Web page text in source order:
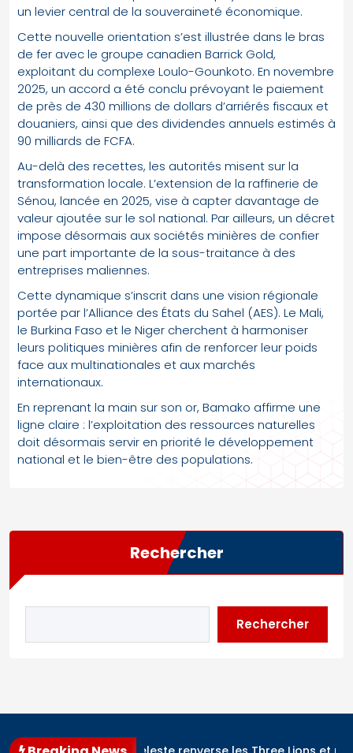
un levier central de la souveraineté économique.
Cette nouvelle orientation s’est illustrée dans le bras
de fer avec le groupe canadien Barrick Gold,
exploitant du complexe Loulo-Gounkoto. En novembre
2025, un accord a été conclu prévoyant le paiement
de près de 430 millions de dollars d’arriérés fiscaux et
douaniers, ainsi que des dividendes annuels estimés à
90 milliards de FCFA.
Au-delà des recettes, les autorités misent sur la
transformation locale. L’extension de la raffinerie de
Sénou, lancée en 2025, vise à capter davantage de
valeur ajoutée sur le sol national. Par ailleurs, un décret
impose désormais aux sociétés minières de confier
une part importante de la sous-traitance à des
entreprises maliennes.
Cette dynamique s’inscrit dans une vision régionale
portée par l’Alliance des États du Sahel (AES). Le Mali,
le Burkina Faso et le Niger cherchent à harmoniser
leurs politiques minières afin de renforcer leur poids
face aux multinationales et aux marchés
internationaux.
En reprenant la main sur son or, Bamako affirme une
ligne claire : l’exploitation des ressources naturelles
doit désormais servir en priorité le développement
national et le bien-être des populations.
Rechercher
Rechercher